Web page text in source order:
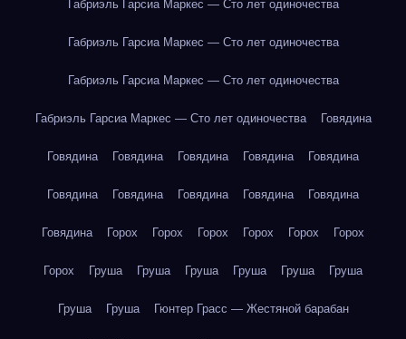
Габриэль Гарсиа Маркес — Сто лет одиночества
Габриэль Гарсиа Маркес — Сто лет одиночества
Габриэль Гарсиа Маркес — Сто лет одиночества
Габриэль Гарсиа Маркес — Сто лет одиночества Говядина
Говядина Говядина Говядина Говядина Говядина
Говядина Говядина Говядина Говядина Говядина
Говядина Горох Горох Горох Горох Горох Горох
Горох Груша Груша Груша Груша Груша Груша
Груша Груша Гюнтер Грасс — Жестяной барабан